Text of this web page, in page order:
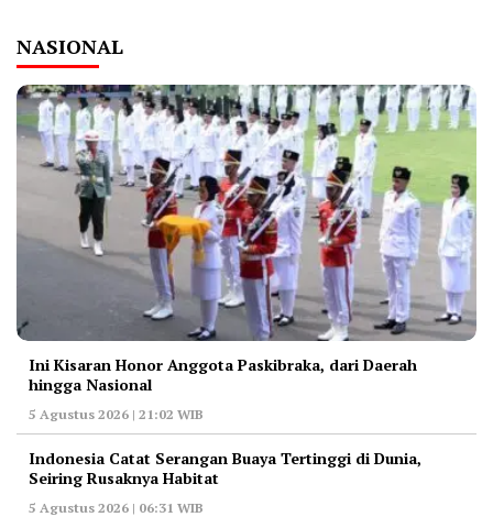
NASIONAL
Ini Kisaran Honor Anggota Paskibraka, dari Daerah
hingga Nasional
5 Agustus 2026 | 21:02 WIB
Indonesia Catat Serangan Buaya Tertinggi di Dunia,
Seiring Rusaknya Habitat
5 Agustus 2026 | 06:31 WIB